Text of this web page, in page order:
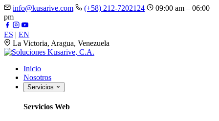
info@kusarive.com (+58) 212-7202124
09:00 am – 06:00
pm
ES | EN
La Victoria, Aragua, Venezuela
Inicio
Nosotros
Servicios
Servicios Web